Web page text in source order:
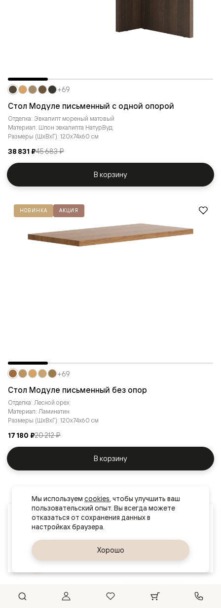
Ваш город
Тюмень
Стол Модуле письменный с одной опорой
Отделка: Эвкалипт мореный матовый
Материал: Шпон эвкалипта НатурВуд
Размеры (ШxВxГ): 120x74x60 см
38 831 ₽45 683 ₽
+69
В корзину
НОВИНКА АКЦИЯ
Стол Модуле письменный без опор
Отделка: Лесной орех
Материал: Ламинатин
Размеры (ШxВxГ): 120x74x60 см
17 180 ₽20 212 ₽
+69
В корзину
Показать ещё
1 2 3 4 5 10
Предыдущая Следующая
Мы используем cookies, чтобы улучшить ваш
пользовательский опыт. Вы всегда можете
отказаться от сохранения данных в
Хорошо